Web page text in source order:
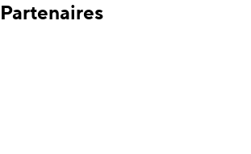
Partenaires